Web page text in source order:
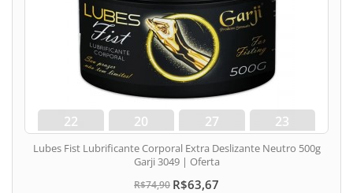
22
dias
20
hora
27
min
22
seg
Lubes Fist Lubrificante Corporal Extra Deslizante Neutro 500g
Garji 3049 | Oferta
R$74,90 R$63,67